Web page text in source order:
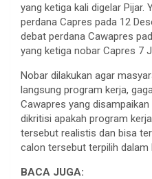
yang ketiga kali digelar Pijar.
perdana Capres pada 12
debat perdana Cawapres
yang ketiga nobar Capres 7
Nobar dilakukan agar
langsung program kerja,
Cawapres yang
dikritisi apakah program
tersebut realistis dan bisa
calon tersebut terpilih dalam
BACA JUGA: